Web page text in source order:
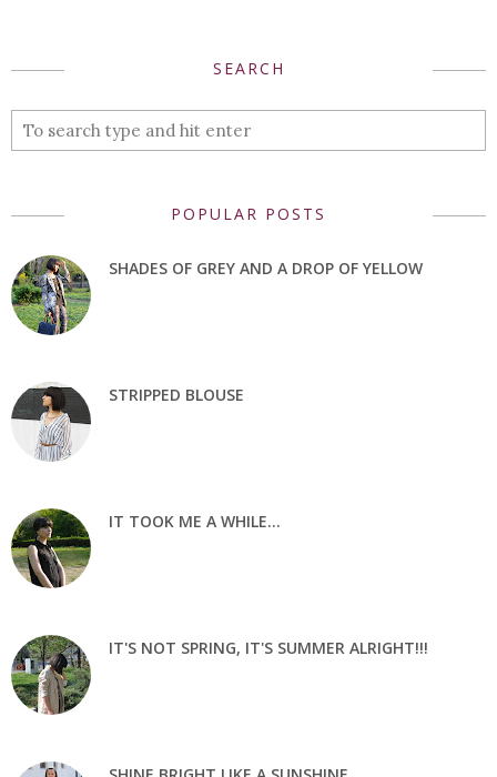
SEARCH
POPULAR POSTS
SHADES OF GREY AND A DROP OF YELLOW
STRIPPED BLOUSE
IT TOOK ME A WHILE...
IT'S NOT SPRING, IT'S SUMMER ALRIGHT!!!